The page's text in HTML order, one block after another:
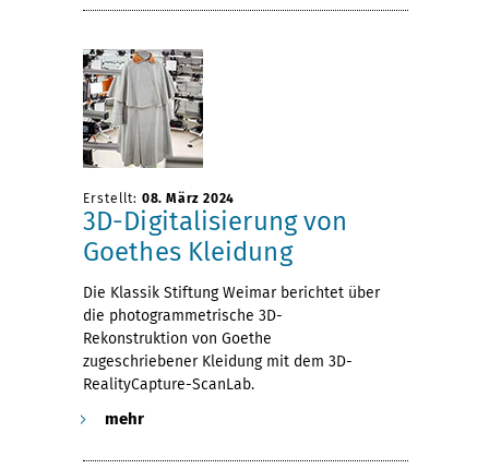
Erstellt: 08. März 2024
3D-Digitalisierung von
Goethes Kleidung
Die Klassik Stiftung Weimar berichtet über
die photogrammetrische 3D-
Rekonstruktion von Goethe
zugeschriebener Kleidung mit dem 3D-
RealityCapture-ScanLab.
mehr